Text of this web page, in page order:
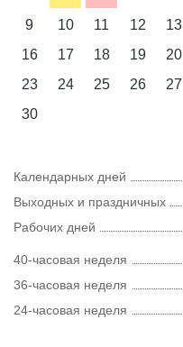
9
10 11 12 13
16
17 18 19 20
23
24 25 26 27
30
Календарных дней
Выходных и праздничных
Рабочих дней
40-часовая неделя
36-часовая неделя
24-часовая неделя